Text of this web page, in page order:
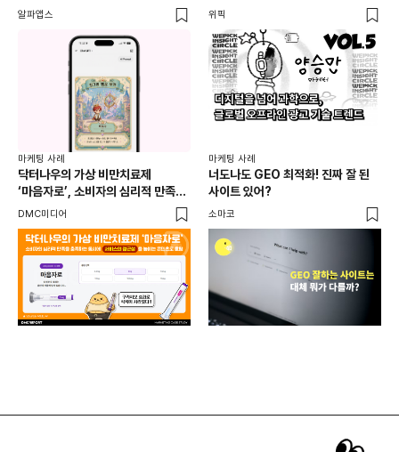
알파앱스
활용법 | 애드타입 양승만 이사
위픽
마케팅 사례
닥터나우의 가상 비만치료제
‘마음자로’, 소비자의 심리적 만족을
충족하는 동시에 서비스의 접근성을
DMC미디어
마케팅 사례
너도나도 GEO 최적화! 진짜 잘 된
사이트 있어?
소마코